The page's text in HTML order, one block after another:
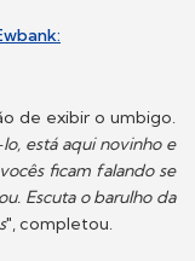
de exibir o umbigo.
está aqui novinho e
ficam falando se
Escuta o barulho da
", completou.